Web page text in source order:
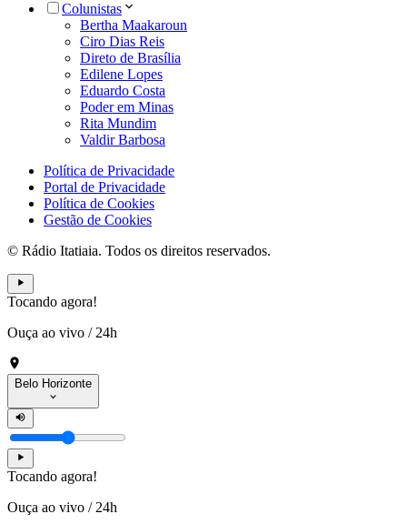
Colunistas
Bertha Maakaroun
Ciro Dias Reis
Direto de Brasília
Edilene Lopes
Eduardo Costa
Poder em Minas
Rita Mundim
Valdir Barbosa
Política de Privacidade
Portal de Privacidade
Política de Cookies
Gestão de Cookies
© Rádio Itatiaia. Todos os direitos reservados.
Tocando agora!
Ouça ao vivo / 24h
Belo Horizonte
Tocando agora!
Ouça ao vivo / 24h